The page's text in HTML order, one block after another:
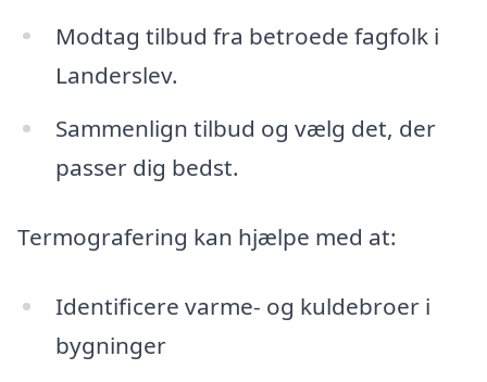
Modtag tilbud fra betroede fagfolk i
Landerslev.
Sammenlign tilbud og vælg det, der
passer dig bedst.
Termografering kan hjælpe med at:
Identificere varme- og kuldebroer i
bygninger